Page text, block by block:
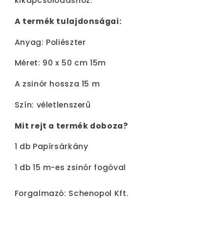
A termék tulajdonságai:
Anyag: Poliészter
Méret: 90 x 50 cm 15m
A zsinór hossza 15 m
Szín: véletlenszerű
Mit rejt a termék doboza?
1 db Papírsárkány
1 db 15 m-es zsinór fogóval
Forgalmazó: Schenopol Kft.